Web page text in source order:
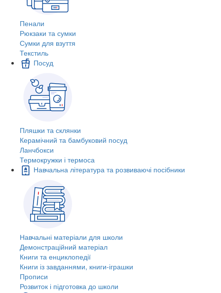
Пенали
Рюкзаки та сумки
Сумки для взуття
Текстиль
Посуд
Пляшки та склянки
Керамічний та бамбуковий посуд
Ланчбокси
Термокружки і термоса
Навчальна література та розвиваючі посібники
Навчальні матеріали для школи
Демонстраційний матеріал
Книги та енциклопедії
Книги із завданнями, книги-іграшки
Прописи
Розвиток і підготовка до школи